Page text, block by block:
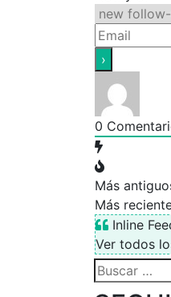
0
Más
Más
Inline
Ver todos
Buscar: